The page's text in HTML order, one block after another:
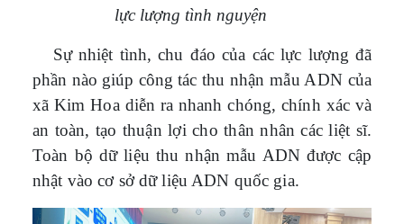
lực lượng tình nguyện
Sự nhiệt tình, chu đáo của các lực lượng đã
phần nào giúp công tác thu nhận mẫu ADN của
xã Kim Hoa diễn ra nhanh chóng, chính xác và
an toàn, tạo thuận lợi cho thân nhân các liệt sĩ.
Toàn bộ dữ liệu thu nhận mẫu ADN được cập
nhật vào cơ sở dữ liệu ADN quốc gia.